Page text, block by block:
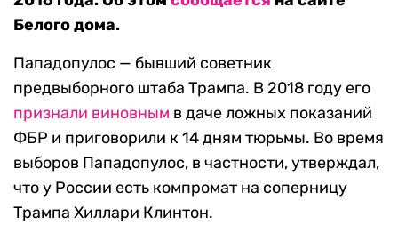
Белого дома.
Пападопулос — бывший советник
предвыборного штаба Трампа. В 2018 году его
признали виновным в даче ложных показаний
ФБР и приговорили к 14 дням тюрьмы. Во время
выборов Пападопулос, в частности, утверждал,
что у России есть компромат на соперницу
Трампа Хиллари Клинтон.